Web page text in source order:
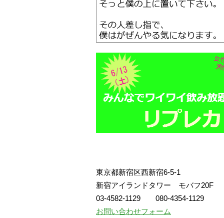
東京都新宿区西新宿6-5-1
新宿アイランドタワー モバフ20F
03-4582-1129 080-4354-1129
お問い合わせフォーム